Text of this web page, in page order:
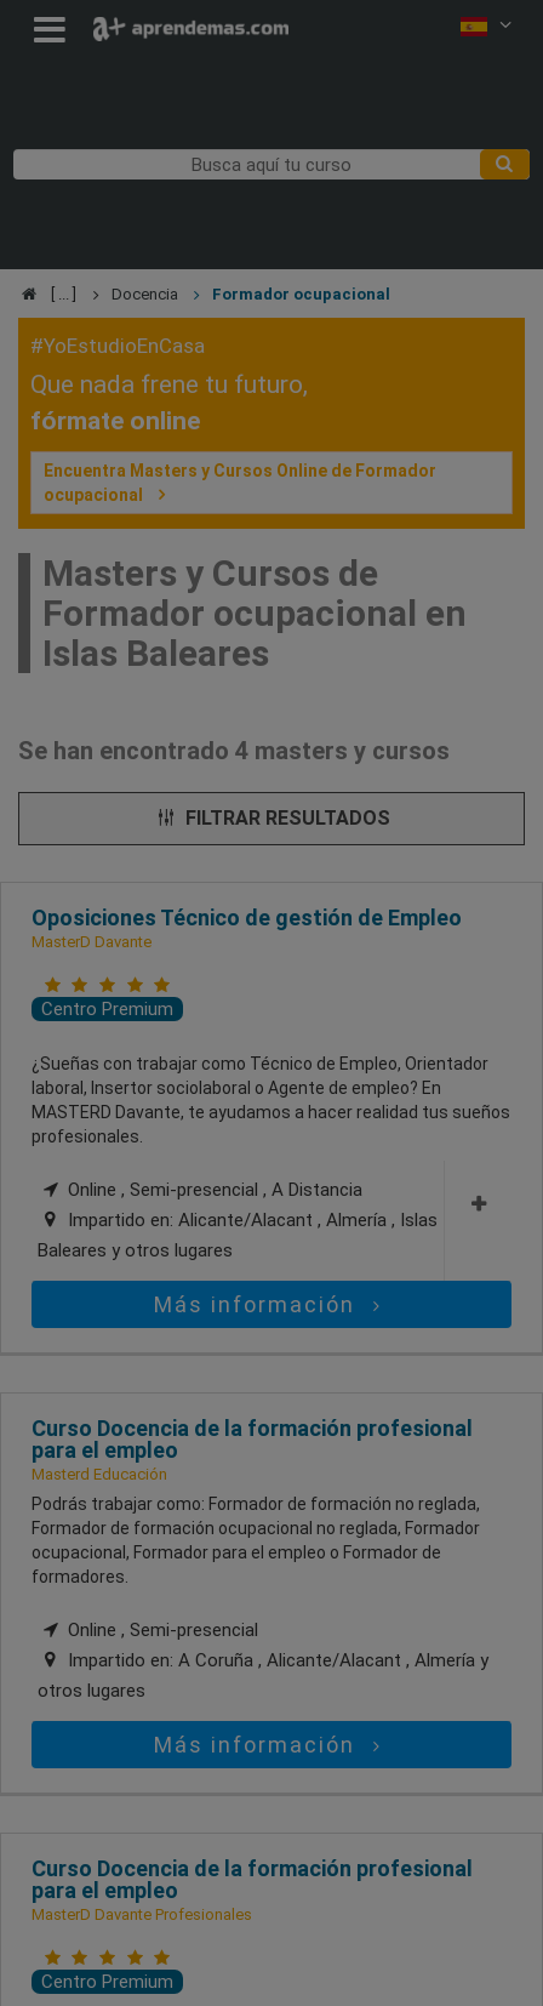
Docencia Formador ocupacional
#YoEstudioEnCasa
Que nada frene tu futuro,
fórmate online
Encuentra Masters y Cursos Online de Formador
ocupacional
Masters y Cursos de
Formador ocupacional en
Islas Baleares
Se han encontrado 4 masters y cursos
FILTRAR RESULTADOS
Oposiciones Técnico de gestión de Empleo
MasterD Davante
Centro Premium
¿Sueñas con trabajar como Técnico de Empleo, Orientador
laboral, Insertor sociolaboral o Agente de empleo? En
MASTERD Davante, te ayudamos a hacer realidad tus sueños
profesionales.
Online , Semi-presencial , A Distancia
Impartido en: Alicante/Alacant , Almería , Islas
Baleares y otros lugares
Más información
Curso Docencia de la formación profesional
para el empleo
Masterd Educación
Podrás trabajar como: Formador de formación no reglada,
Formador de formación ocupacional no reglada, Formador
ocupacional, Formador para el empleo o Formador de
formadores.
Online , Semi-presencial
Impartido en: A Coruña , Alicante/Alacant , Almería y
otros lugares
Más información
Curso Docencia de la formación profesional
para el empleo
MasterD Davante Profesionales
Centro Premium